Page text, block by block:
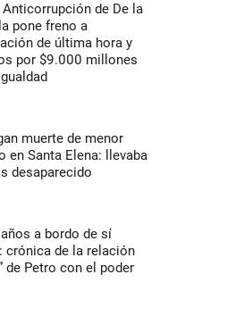
Anticorrupción de De la
pone freno a
de última hora y
por $9.000 millones
muerte de menor
en Santa Elena: llevaba
desaparecido
a bordo de sí
crónica de la relación
de Petro con el poder